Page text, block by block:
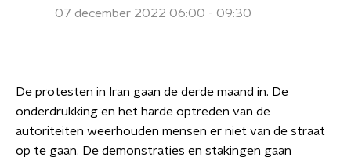
07 december 2022 06:00 - 09:30
De protesten in Iran gaan de derde maand in. De
onderdrukking en het harde optreden van de
autoriteiten weerhouden mensen er niet van de straat
op te gaan. De demonstraties en stakingen gaan